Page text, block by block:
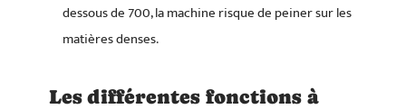
dessous de 700, la machine risque de peiner sur les
matières denses.
Les différentes fonctions à